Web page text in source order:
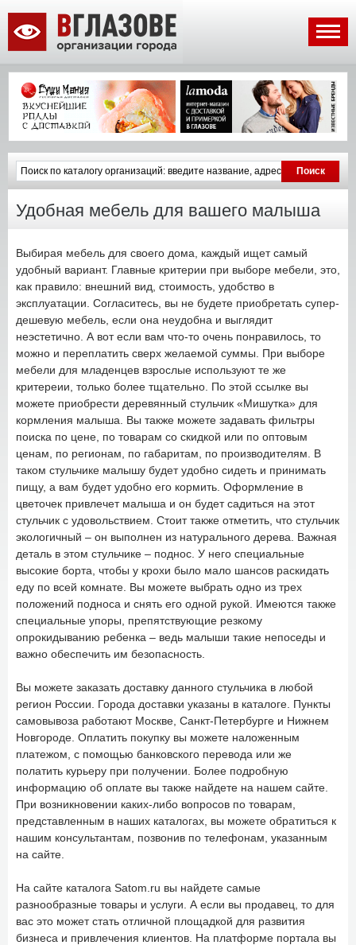
Удобная мебель для вашего малыша
Выбирая мебель для своего дома, каждый ищет самый
удобный вариант. Главные критерии при выборе мебели, это,
как правило: внешний вид, стоимость, удобство в
эксплуатации. Согласитесь, вы не будете приобретать супер-
дешевую мебель, если она неудобна и выглядит
неэстетично. А вот если вам что-то очень понравилось, то
можно и переплатить сверх желаемой суммы. При выборе
мебели для младенцев взрослые используют те же
критереии, только более тщательно. По этой ссылке вы
можете приобрести деревянный стульчик «Мишутка» для
кормления малыша. Вы также можете задавать фильтры
поиска по цене, по товарам со скидкой или по оптовым
ценам, по регионам, по габаритам, по производителям. В
таком стульчике малышу будет удобно сидеть и принимать
пищу, а вам будет удобно его кормить. Оформление в
цветочек привлечет малыша и он будет садиться на этот
стульчик с удовольствием. Стоит также отметить, что стульчик
экологичный – он выполнен из натурального дерева. Важная
деталь в этом стульчике – поднос. У него специальные
высокие борта, чтобы у крохи было мало шансов раскидать
еду по всей комнате. Вы можете выбрать одно из трех
положений подноса и снять его одной рукой. Имеются также
специальные упоры, препятствующие резкому
опрокидыванию ребенка – ведь малыши такие непоседы и
важно обеспечить им безопасность.
Вы можете заказать доставку данного стульчика в любой
регион России. Города доставки указаны в каталоге. Пункты
самовывоза работают Москве, Санкт-Петербурге и Нижнем
Новгороде. Оплатить покупку вы можете наложенным
платежом, с помощью банковского перевода или же
полатить курьеру при получении. Более подробную
информацию об оплате вы также найдете на нашем сайте.
При возникновении каких-либо вопросов по товарам,
представленным в наших каталогах, вы можете обратиться к
нашим консультантам, позвонив по телефонам, указанным
на сайте.
На сайте каталога Satom.ru вы найдете самые
разнообразные товары и услуги. А если вы продавец, то для
вас это может стать отличной площадкой для развития
бизнеса и привлечения клиентов. На платформе портала вы